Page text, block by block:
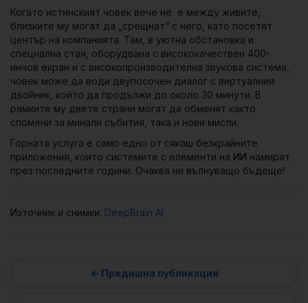
Когато истинският човек вече не е между живите,
близките му могат да „срещнат“ с него, като посетят
център на компанията. Там, в уютна обстановка и
специална стая, оборудвана с висококачествен 400-
инчов екран и с високопроизводителна звукова система,
човек може да води двупосочен диалог с виртуалния
двойник, който да продължи до около 30 минути. В
рамките му двете страни могат да обменят както
спомени за минали събития, така и нови мисли.
Горната услуга е само едно от сякаш безкрайните
приложения, които системите с елементи на ИИ намират
през последните години. Очаква ни вълнуващо бъдеще!
Източник и снимки: DeepBrain AI